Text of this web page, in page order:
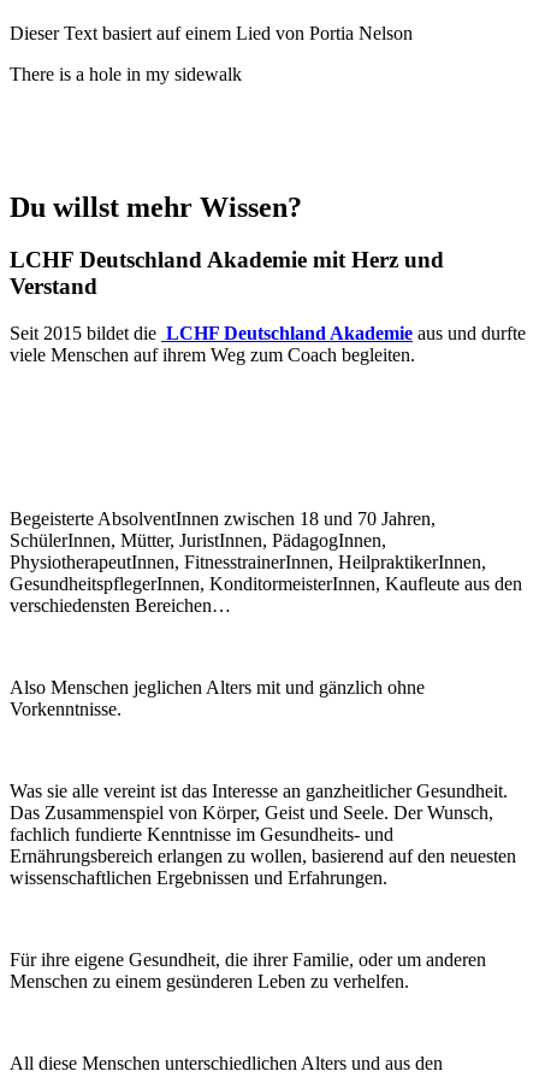
Dieser Text basiert auf einem Lied von Portia Nelson
There is a hole in my sidewalk
Du willst mehr Wissen?
LCHF Deutschland Akademie mit Herz und
Verstand
Seit 2015 bildet die LCHF Deutschland Akademie aus und durfte
viele Menschen auf ihrem Weg zum Coach begleiten.
Begeisterte AbsolventInnen zwischen 18 und 70 Jahren,
SchülerInnen, Mütter, JuristInnen, PädagogInnen,
PhysiotherapeutInnen, FitnesstrainerInnen, HeilpraktikerInnen,
GesundheitspflegerInnen, KonditormeisterInnen, Kaufleute aus den
verschiedensten Bereichen…
Also Menschen jeglichen Alters mit und gänzlich ohne
Vorkenntnisse.
Was sie alle vereint ist das Interesse an ganzheitlicher Gesundheit.
Das Zusammenspiel von Körper, Geist und Seele. Der Wunsch,
fachlich fundierte Kenntnisse im Gesundheits- und
Ernährungsbereich erlangen zu wollen, basierend auf den neuesten
wissenschaftlichen Ergebnissen und Erfahrungen.
Für ihre eigene Gesundheit, die ihrer Familie, oder um anderen
Menschen zu einem gesünderen Leben zu verhelfen.
All diese Menschen unterschiedlichen Alters und aus den